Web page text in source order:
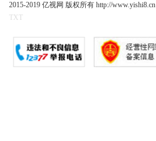
2015-2019 亿视网 版权所有 http://www.yishi8.cn
TXT